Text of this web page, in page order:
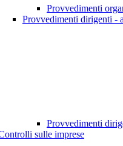
Provvedimenti
Provvedimenti dirigenti -
Provvedimenti
sulle imprese